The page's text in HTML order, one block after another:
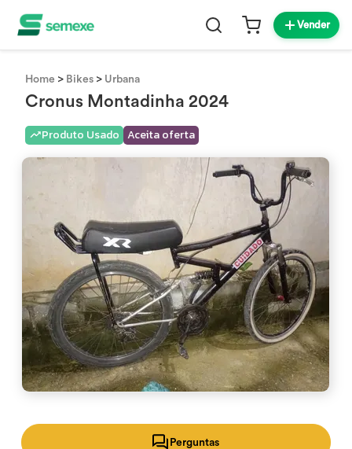
Vender
Home > Bikes > Urbana
Cronus Montadinha 2024
Produto Usado Aceita oferta
Perguntas